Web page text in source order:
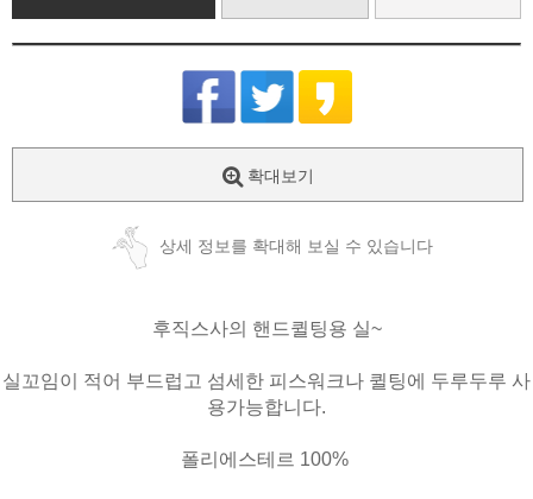
확대보기
상세 정보를 확대해 보실 수 있습니다
후직스사의 핸드퀼팅용 실~
실꼬임이 적어 부드럽고 섬세한 피스워크나 퀼팅에 두루두루 사
용가능합니다.
폴리에스테르 100%